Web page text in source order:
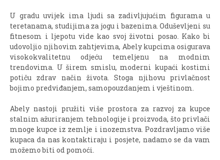
U gradu uvijek ima ljudi sa zadivljujućim figurama u
teretanama, studijima za jogu i bazenima. Oduševljeni su
fitnesom i ljepotu vide kao svoj životni posao. Kako bi
udovoljio njihovim zahtjevima, Abely kupcima osigurava
visokokvalitetnu odjeću temeljenu na modnim
trendovima. U širem smislu, moderni kupaći kostimi
potiču zdrav način života. Stoga njihovu privlačnost
bojimo predviđanjem, samopouzdanjem i vještinom.
Abely nastoji pružiti više prostora za razvoj za kupce
stalnim ažuriranjem tehnologije i proizvoda, što privlači
mnoge kupce iz zemlje i inozemstva. Pozdravljamo više
kupaca da nas kontaktiraju i posjete, nadamo se da vam
možemo biti od pomoći.